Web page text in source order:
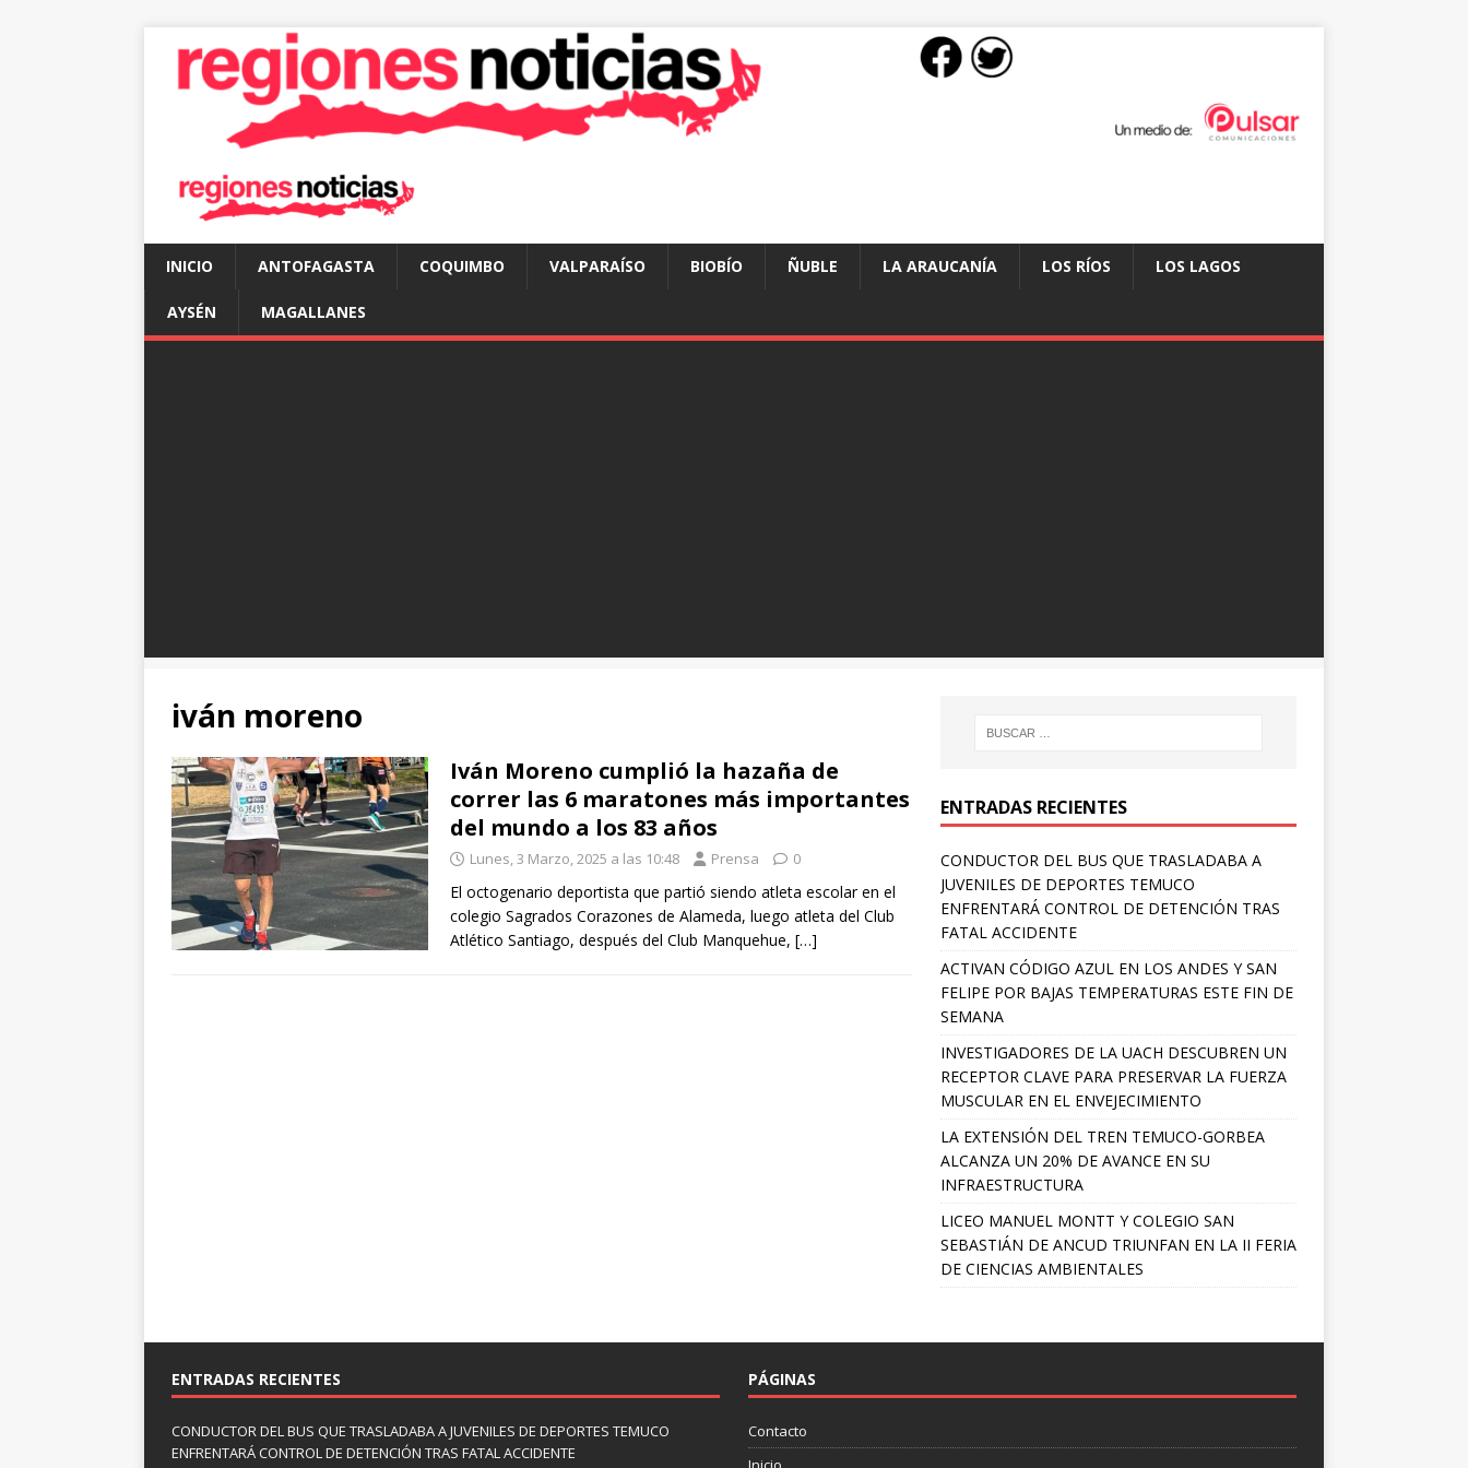
INICIO ANTOFAGASTA COQUIMBO VALPARAÍSO BIOBÍO ÑUBLE LA ARAUCANÍA LOS RÍOS LOS LAGOS
AYSÉN MAGALLANES
iván moreno
Iván Moreno cumplió la hazaña de
correr las 6 maratones más importantes
del mundo a los 83 años
Lunes, 3 Marzo, 2025 a las 10:48 Prensa 0
El octogenario deportista que partió siendo atleta escolar en el
colegio Sagrados Corazones de Alameda, luego atleta del Club
Atlético Santiago, después del Club Manquehue, […]
ENTRADAS RECIENTES
CONDUCTOR DEL BUS QUE TRASLADABA A
JUVENILES DE DEPORTES TEMUCO
ENFRENTARÁ CONTROL DE DETENCIÓN TRAS
FATAL ACCIDENTE
ACTIVAN CÓDIGO AZUL EN LOS ANDES Y SAN
FELIPE POR BAJAS TEMPERATURAS ESTE FIN DE
SEMANA
INVESTIGADORES DE LA UACH DESCUBREN UN
RECEPTOR CLAVE PARA PRESERVAR LA FUERZA
MUSCULAR EN EL ENVEJECIMIENTO
LA EXTENSIÓN DEL TREN TEMUCO-GORBEA
ALCANZA UN 20% DE AVANCE EN SU
INFRAESTRUCTURA
LICEO MANUEL MONTT Y COLEGIO SAN
SEBASTIÁN DE ANCUD TRIUNFAN EN LA II FERIA
DE CIENCIAS AMBIENTALES
ENTRADAS RECIENTES
CONDUCTOR DEL BUS QUE TRASLADABA A JUVENILES DE DEPORTES TEMUCO
ENFRENTARÁ CONTROL DE DETENCIÓN TRAS FATAL ACCIDENTE
PÁGINAS
Contacto